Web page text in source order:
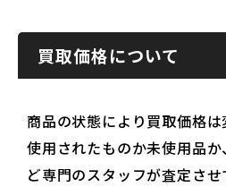
買取価格について
商品の状態により買取価格は
使用されたものか未使用品
ど専門のスタッフが査定させ